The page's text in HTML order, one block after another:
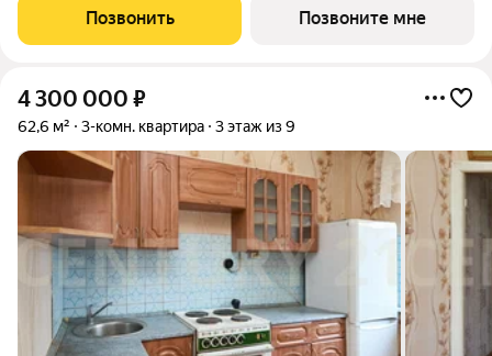
Центрополис 2.0 новый перспективный проект, который
является логичным продолжением уже
Позвонить Позвоните мне
4 300 000 ₽
62,6 м² 3-комн. квартира 3 этаж из 9